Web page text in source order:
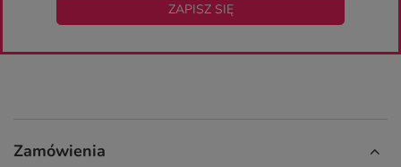
ZAPISZ SIĘ
Zamówienia